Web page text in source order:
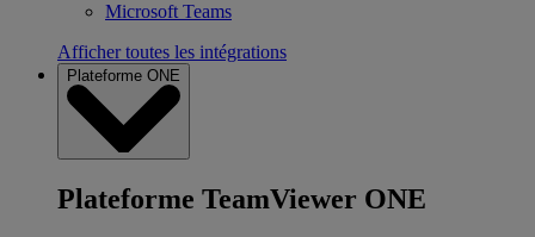
Microsoft Teams
Afficher toutes les intégrations
Plateforme ONE
Plateforme TeamViewer ONE